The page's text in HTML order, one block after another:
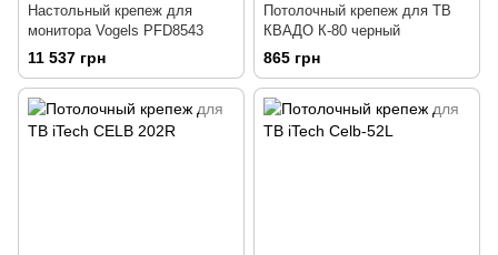
Настольный крепеж для
монитора Vogels PFD8543
11 537 грн
Потолочный крепеж для ТВ
КВАДО К-80 черный
865 грн